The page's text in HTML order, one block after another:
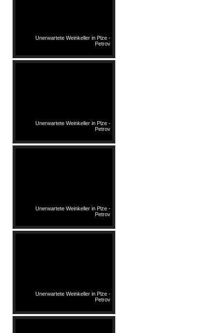
Unerwartete Weinkeller in Plze -
Petrov
Unerwartete Weinkeller in Plze -
Petrov
Unerwartete Weinkeller in Plze -
Petrov
Unerwartete Weinkeller in Plze -
Petrov